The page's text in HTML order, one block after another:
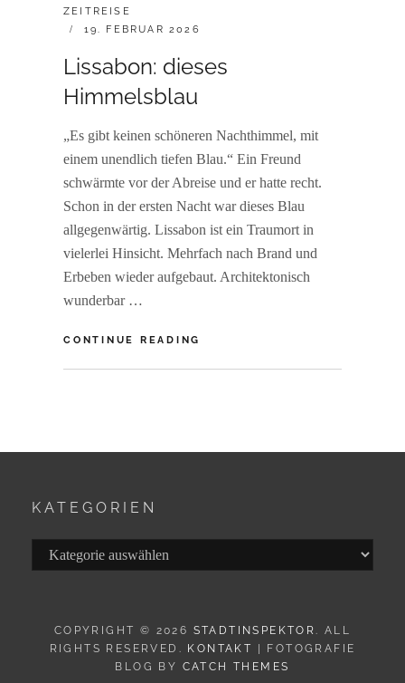
ZEITREISE
POSTED
19. FEBRUAR 2026
Lissabon: dieses
Himmelsblau
„Es gibt keinen schöneren Nachthimmel, mit
einem unendlich tiefen Blau.“ Ein Freund
schwärmte vor der Abreise und er hatte recht.
Schon in der ersten Nacht war dieses Blau
allgegenwärtig. Lissabon ist ein Traumort in
vielerlei Hinsicht. Mehrfach nach Brand und
Erbeben wieder aufgebaut. Architektonisch
wunderbar …
CONTINUE READING
F
KATEGORIEN
Kategorien
COPYRIGHT © 2026 STADTINSPEKTOR. ALL
RIGHTS RESERVED.
KONTAKT
| FOTOGRAFIE
BLOG BY CATCH THEMES